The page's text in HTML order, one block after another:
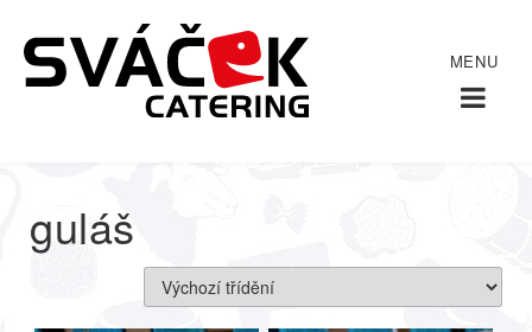
Domů / guláš
guláš